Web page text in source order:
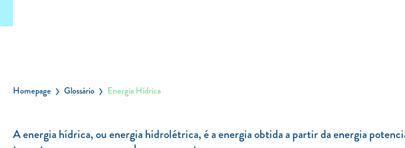
Homepage Glossário Energia Hídrica
A energia hídrica, ou energia hidrolétrica, é a energia obtida a partir da energia